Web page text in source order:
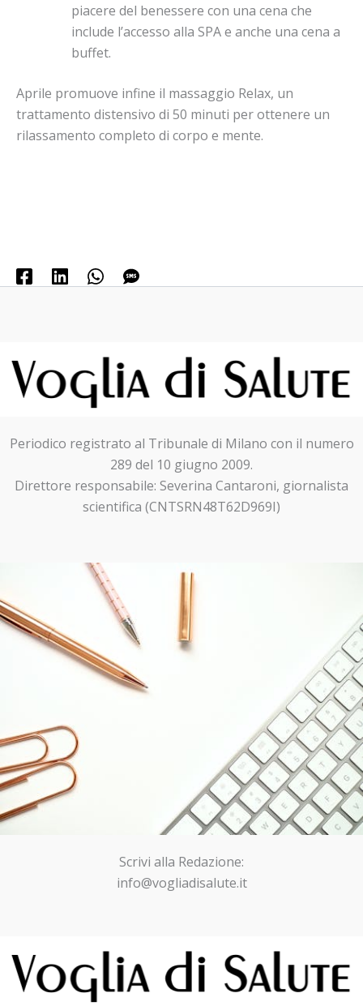
piacere del benessere con una cena che
include l’accesso alla SPAe anche una cena a
buffet.
Aprile promuove infine il massaggio Relax, un
trattamento distensivo di 50 minuti per ottenere un
rilassamento completo di corpo e mente.
Periodico registrato al Tribunale di Milano con il numero
289 del 10 giugno 2009.
Direttore responsabile: Severina Cantaroni, giornalista
scientifica (CNTSRN48T62D969I)
Scrivi alla Redazione:
info@vogliadisalute.it